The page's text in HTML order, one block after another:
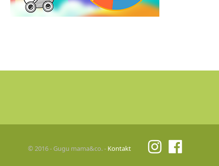
© 2016 - Gugu mama&co. - Kontakt